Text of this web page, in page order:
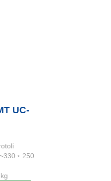
UC-